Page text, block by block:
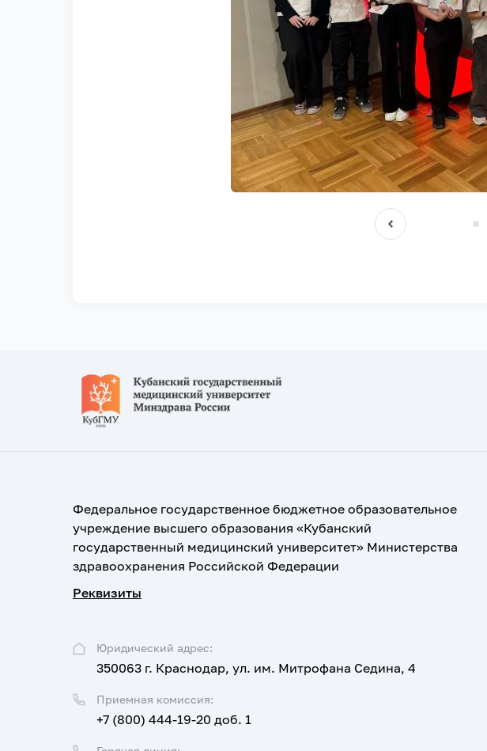
Федеральное государственное бюджетное образовательное
учреждение высшего образования «Кубанский
государственный медицинский университет» Министерства
здравоохранения Российской Федерации
Реквизиты
Юридический адрес:
350063 г. Краснодар, ул. им. Митрофана Седина, 4
Приемная комиссия:
+7 (800) 444-19-20 доб. 1